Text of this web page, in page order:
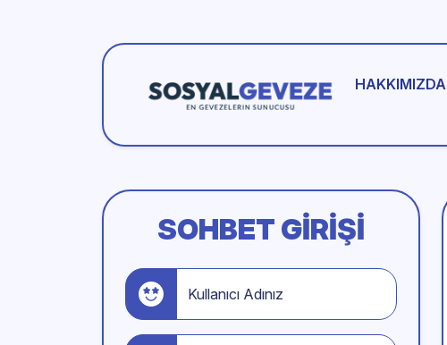
HAKKIMIZDA
SOHBET GIRIŞI
Kullanıcı Adınız